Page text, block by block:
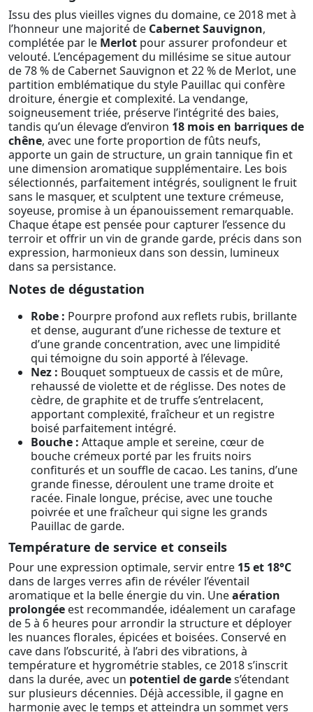
Issu des plus vieilles vignes du domaine, ce 2018 met à
l’honneur une majorité de Cabernet Sauvignon,
complétée par le Merlot pour assurer profondeur et
velouté. L’encépagement du millésime se situe autour
de 78 % de Cabernet Sauvignon et 22 % de Merlot, une
partition emblématique du style Pauillac qui confère
droiture, énergie et complexité. La vendange,
soigneusement triée, préserve l’intégrité des baies,
tandis qu’un élevage d’environ 18 mois en barriques de
chêne, avec une forte proportion de fûts neufs,
apporte un gain de structure, un grain tannique fin et
une dimension aromatique supplémentaire. Les bois
sélectionnés, parfaitement intégrés, soulignent le fruit
sans le masquer, et sculptent une texture crémeuse,
soyeuse, promise à un épanouissement remarquable.
Chaque étape est pensée pour capturer l’essence du
terroir et offrir un vin de grande garde, précis dans son
expression, harmonieux dans son dessin, lumineux
dans sa persistance.
Notes de dégustation
Robe : Pourpre profond aux reflets rubis, brillante
et dense, augurant d’une richesse de texture et
d’une grande concentration, avec une limpidité
qui témoigne du soin apporté à l’élevage.
Nez : Bouquet somptueux de cassis et de mûre,
rehaussé de violette et de réglisse. Des notes de
cèdre, de graphite et de truffe s’entrelacent,
apportant complexité, fraîcheur et un registre
boisé parfaitement intégré.
Bouche : Attaque ample et sereine, cœur de
bouche crémeux porté par les fruits noirs
confiturés et un souffle de cacao. Les tanins, d’une
grande finesse, déroulent une trame droite et
racée. Finale longue, précise, avec une touche
poivrée et une fraîcheur qui signe les grands
Pauillac de garde.
Température de service et conseils
Pour une expression optimale, servir entre 15 et 18°C
dans de larges verres afin de révéler l’éventail
aromatique et la belle énergie du vin. Uneaération
prolongée est recommandée, idéalement un carafage
de 5 à 6 heures pour arrondir la structure et déployer
les nuances florales, épicées et boisées. Conservé en
cave dans l’obscurité, à l’abri des vibrations, à
température et hygrométrie stables, ce 2018 s’inscrit
dans la durée, avec un potentiel de gardes’étendant
sur plusieurs décennies. Déjà accessible, il gagne en
harmonie avec le temps et atteindra un sommet vers